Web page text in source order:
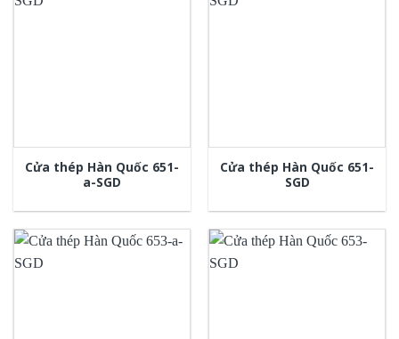
Cửa thép Hàn Quốc 651-
a-SGD
Cửa thép Hàn Quốc 651-
SGD